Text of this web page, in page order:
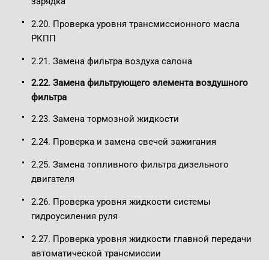
2.20. Проверка уровня трансмиссионного масла
РКПП
2.21. Замена фильтра воздуха салона
2.22. Замена фильтрующего элемента воздушного
фильтра
2.23. Замена тормозной жидкости
2.24. Проверка и замена свечей зажигания
2.25. Замена топливного фильтра дизельного
двигателя
2.26. Проверка уровня жидкости системы
гидроусиления руля
2.27. Проверка уровня жидкости главной передачи
автоматической трансмиссии